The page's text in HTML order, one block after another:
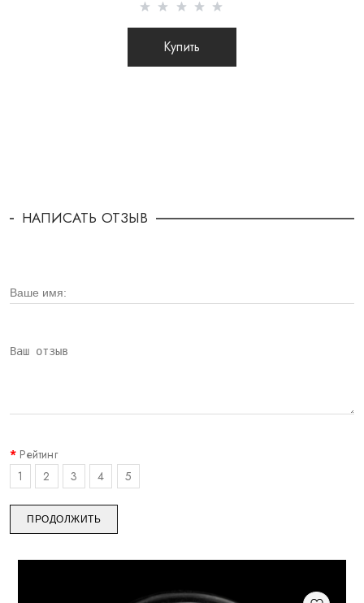
Купить
НАПИСАТЬ ОТЗЫВ
Рейтинг
1
2 3 4 5
ПРОДОЛЖИТЬ